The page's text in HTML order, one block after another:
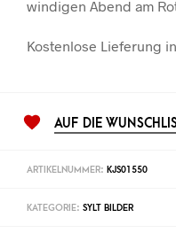
windigen Abend am
Kostenlose Lieferung
AUF DIE
ARTIKELNUMMER: KJS01550
KATEGORIE: SYLT BILDER